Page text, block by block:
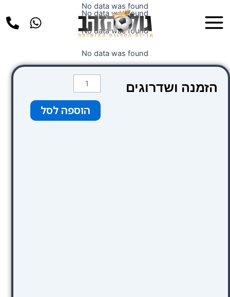
לתוכן
Menu
No data was found
No data was found
No data was found
No data was found
הזמנה ושדרוגים
כמות
של
Riu
Plaza
הוספה לסל